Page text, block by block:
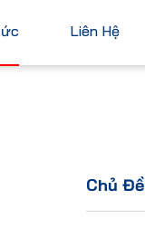
Liên Hệ
Chủ Đề